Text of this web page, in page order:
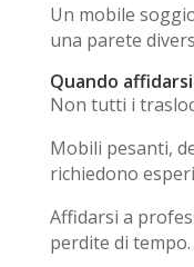
Un mobile
una parete
Quando
Non tutti i
Mobili pesanti,
richiedono
Affidarsi a
perdite di tempo.